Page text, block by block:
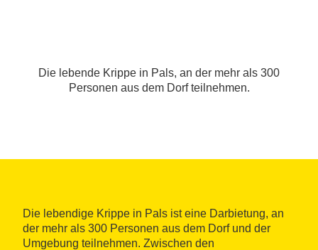
Die lebende Krippe in Pals, an der mehr als 300
Personen aus dem Dorf teilnehmen.
Die lebendige Krippe in Pals ist eine Darbietung, an
der mehr als 300 Personen aus dem Dorf und der
Umgebung teilnehmen. Zwischen den